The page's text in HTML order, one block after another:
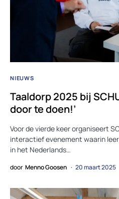
NIEUWS
Taaldorp 2025 bij
door te doen!’
Voor de vierde keer organiseert
interactief evenement waarin
in het Nederlands…
door Menno Goosen 20 maart 2025